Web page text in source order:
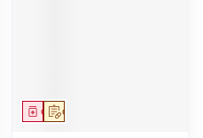
Op voorschrift
Geneesmiddel